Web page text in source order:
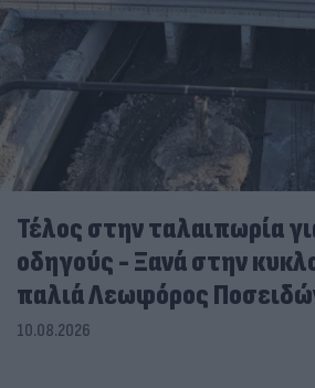
Τέλος στην ταλαιπωρία
οδηγούς - Ξανά στην
παλιά Λεωφόρος
10.08.2026